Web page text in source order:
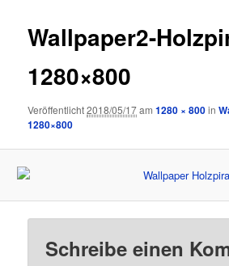
Wallpaper2-
1280×800
Veröffentlicht2018/05/17am1280 × 800in
1280×800
Schreibe einen